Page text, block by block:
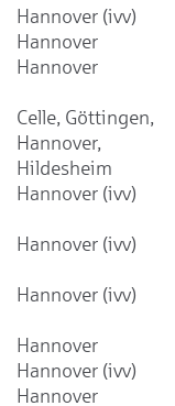
Hannover (ivv)
Hannover
Hannover
Celle, Göttingen,
Hannover,
Hildesheim
Hannover (ivv)
Hannover (ivv)
Hannover (ivv)
Hannover
Hannover (ivv)
Hannover